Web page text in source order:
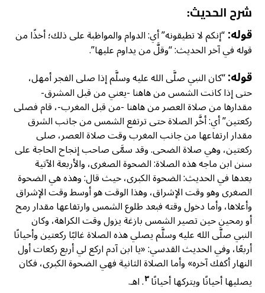
شرح الحديث:
قوله:“إنكم لا تطيقونه” أي: الدوام والمواظبة على ذلك؛ أخذًا من
قوله في آخر الحديث: “وقلَّ من يداوم عليها”.
قوله:“كان النبي صلَّى الله عليه وسلَّم إذا صلى الفجر أمهل،
حتى إذا كانت الشمس من هاهنا -يعني من قبل المشرق-
مقدارها من صلاة العصر من هاهنا -من قبل المغرب-، قام فصلى
ركعتين” أي: أخَّر الصلاة حتى ترتفع الشمس من جانب الشرق
مقدار ارتفاعها من جانب المغرب وقت صلاة العصر، صلى
ركعتين، وهي صلاة الضحى. وقد سمَّى صاحب إنجاح الحاجة على
سنن ابن ماجه هذه الصلاة: الضحوة الصغرى، والأربعة الآتية
بعدها في الحديث: الضحوة الكبرى، حيث قال: وهذه هي الضحوة
الصغرى وهو وقت الإشراق، وهذا الوقت هو أوسط وقت الإشراق
وأعلاها، وأما دخول وقته فبعد طلوع الشمس وارتفاعها مقدار رمح
أو رمحين حين تصير الشمس بازغة يزول وقت الكراهة، وكان
النبي صلَّى الله عليه وسلَّم يصلي هذه الصلاة غالبًا ركعتين وأحيانًا
أربعًا، وفي الحديث القدسي: «يا ابن آدم اركع لي أربع ركعات أول
النهار أكفك آخره» وأما الصلاة الثانية فهي الضحوة الكبرى، فكان
يصليها أحيانًا ويتركها أحيانًا٣. اهـ.